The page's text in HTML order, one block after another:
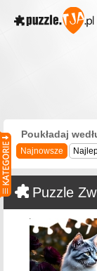
Poukładaj
Najnowsze
Puzzle